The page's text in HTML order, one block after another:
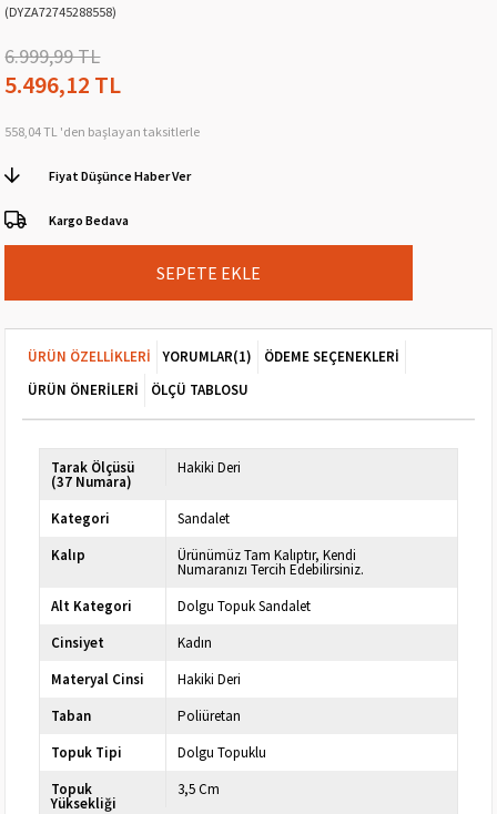
(DYZA72745288558)
6.999,99 TL
5.496,12 TL
558,04 TL 'den başlayan taksitlerle
Fiyat Düşünce Haber Ver
Kargo Bedava
ÜRÜN ÖZELLIKLERI YORUMLAR(1)
ÖDEME SEÇENEKLERI
ÜRÜN ÖNERILERI
ÖLÇÜ TABLOSU
Tarak Ölçüsü
(37 Numara)
Hakiki Deri
Kategori
Sandalet
Kalıp
Ürünümüz Tam Kalıptır, Kendi
Numaranızı Tercih Edebilirsiniz.
Alt Kategori
Dolgu Topuk Sandalet
Cinsiyet
Kadın
Materyal Cinsi
Hakiki Deri
Taban
Poliüretan
Topuk Tipi
Dolgu Topuklu
Topuk
Yüksekliği
3,5 Cm